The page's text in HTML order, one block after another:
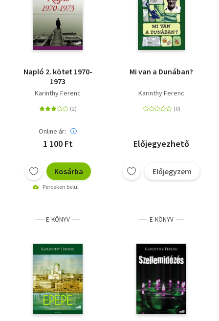
Napló 2. kötet 1970-
1973
Karinthy Ferenc
Online ár:
1 100 Ft
Kosárba
Perceken belül
Mi van a Dunában?
Karinthy Ferenc
Előjegyezhető
Előjegyzem
E-KÖNYV E-KÖNYV